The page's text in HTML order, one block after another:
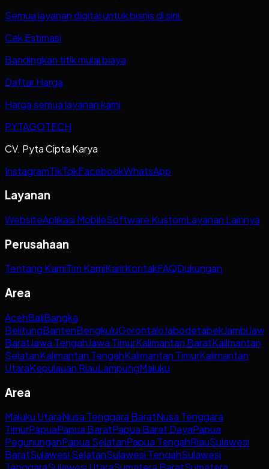
Semua layanan digital untuk bisnis di sini.
Cek Estimasi
Bandingkan titik mulai biaya
Daftar Harga
Harga semua layanan kami
PYTAGOTECH
CV. Pyta Cipta Karya
InstagramTikTokFacebookWhatsApp
Layanan
WebsiteAplikasi MobileSoftware KustomLayanan Lainnya
Perusahaan
Tentang KamiTim KamiKarirKontakFAQDukungan
Area
AcehBaliBangka
BelitungBantenBengkuluGorontaloJabodetabekJambi
BaratJawa TengahJawa TimurKalimantan BaratKalimantan
SelatanKalimantan TengahKalimantan TimurKalimantan
UtaraKepulauan RiauLampungMaluku
Area
Maluku UtaraNusa Tenggara BaratNusa Tenggara
TimurPapuaPapua BaratPapua Barat DayaPapua
PegununganPapua SelatanPapua TengahRiauSulawesi
BaratSulawesi SelatanSulawesi TengahSulawesi